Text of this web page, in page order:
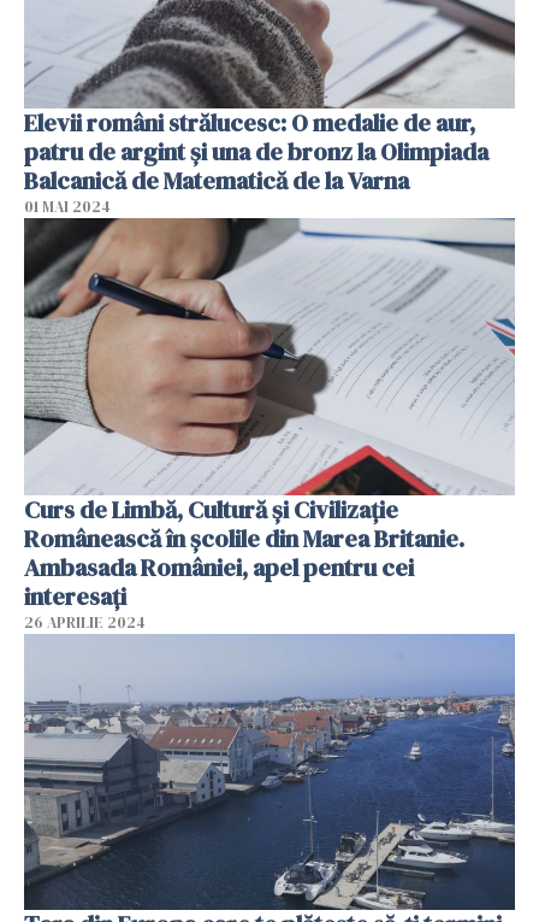
Elevii români strălucesc: O medalie de aur,
patru de argint şi una de bronz la Olimpiada
Balcanică de Matematică de la Varna
01 MAI 2024
Curs de Limbă, Cultură și Civilizație
Românească în școlile din Marea Britanie.
Ambasada României, apel pentru cei
interesați
26 APRILIE 2024